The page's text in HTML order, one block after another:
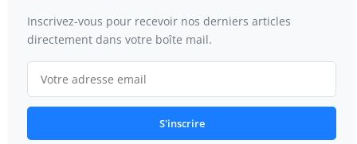
Inscrivez-vous pour recevoir nos derniers articles
directement dans votre boîte mail.
S'inscrire